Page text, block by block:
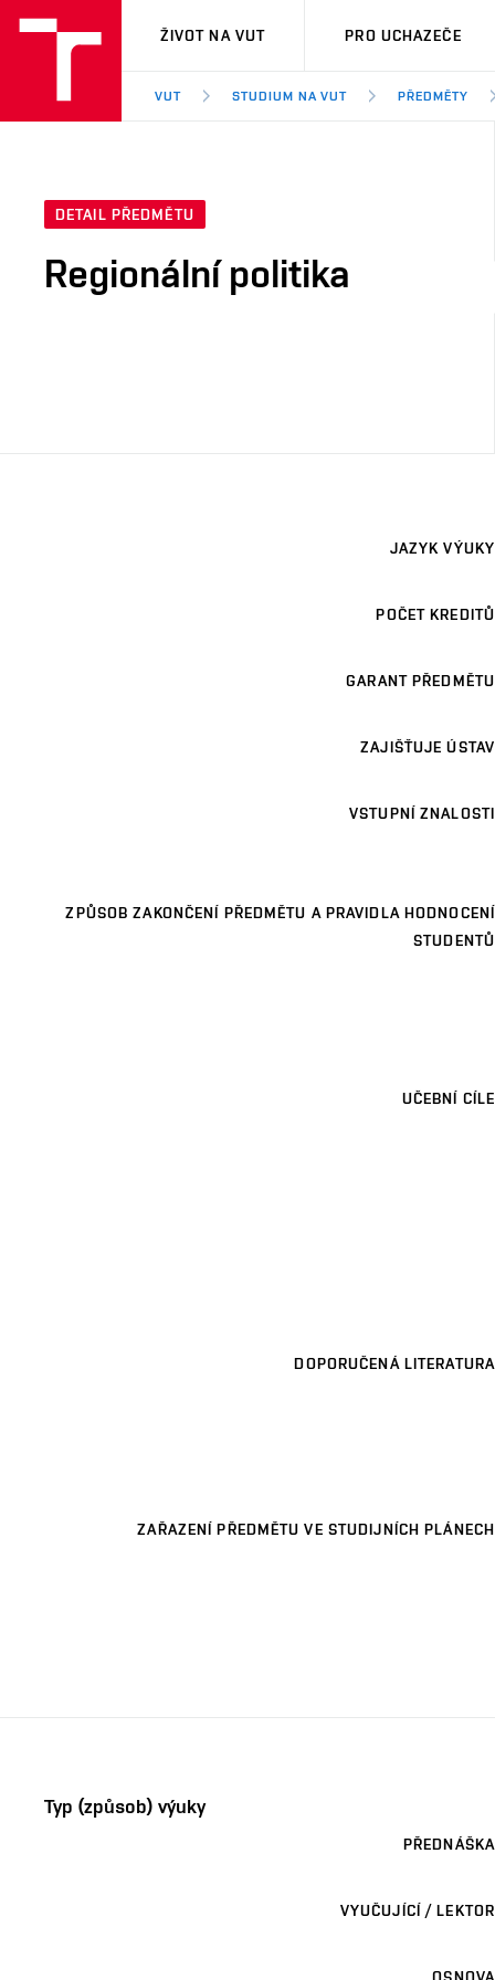
VUT
ŽIVOT NA VUT PRO UCHAZEČE
VUT STUDIUM NA VUT PŘEDMĚTY
DETAIL PŘEDMĚTU
Regionální politika
JAZYK VÝUKY
POČET KREDITŮ
GARANT PŘEDMĚTU
ZAJIŠŤUJE ÚSTAV
VSTUPNÍ ZNALOSTI
ZPŮSOB ZAKONČENÍ PŘEDMĚTU A PRAVIDLA HODNOCENÍ
STUDENTŮ
UČEBNÍ CÍLE
DOPORUČENÁ LITERATURA
ZAŘAZENÍ PŘEDMĚTU VE STUDIJNÍCH PLÁNECH
Typ (způsob) výuky
PŘEDNÁŠKA
VYUČUJÍCÍ / LEKTOR
OSNOVA